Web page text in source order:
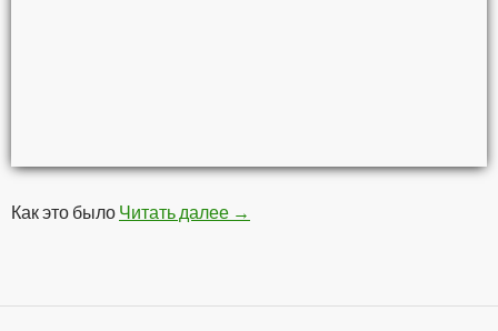
Как это было Читать далее Московское Метро в прошлом
→